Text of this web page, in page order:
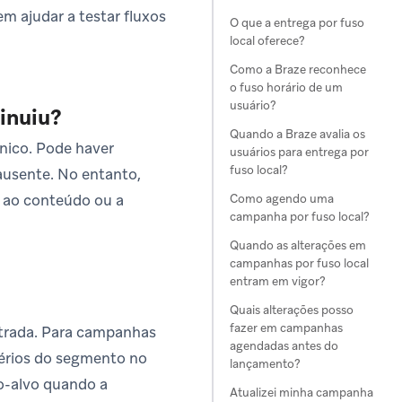
ajudar a testar fluxos
Pode haver
No entanto,
conteúdo ou a
Para campanhas
do segmento no
alvo quando a
O que a entrega por fuso
local oferece?
Como a Braze reconhece
o fuso horário de um
usuário?
Quando a Braze avalia os
usuários para entrega por
fuso local?
Como agendo uma
campanha por fuso local?
Quando as alterações em
campanhas por fuso local
entram em vigor?
Quais alterações posso
fazer em campanhas
agendadas antes do
lançamento?
Atualizei minha campanha